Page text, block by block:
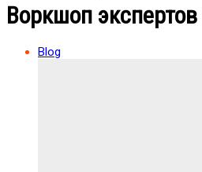
Воркшоп экспертов
Blog